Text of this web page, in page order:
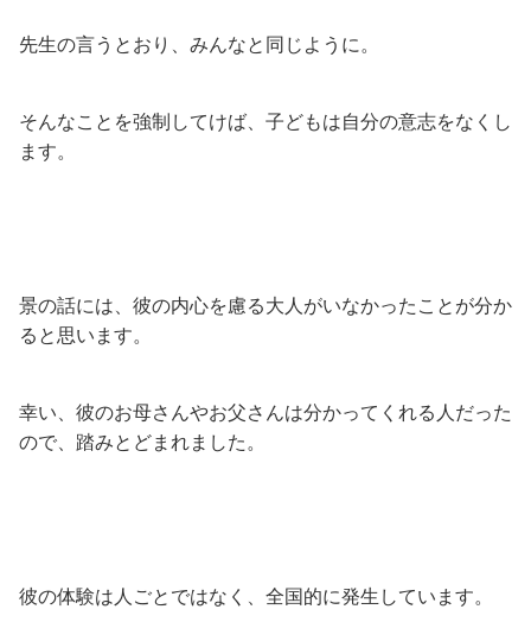
先生の言うとおり、みんなと同じように。
そんなことを強制してけば、子どもは自分の意志をなくし
ます。
景の話には、彼の内心を慮る大人がいなかったことが分か
ると思います。
幸い、彼のお母さんやお父さんは分かってくれる人だった
ので、踏みとどまれました。
彼の体験は人ごとではなく、全国的に発生しています。